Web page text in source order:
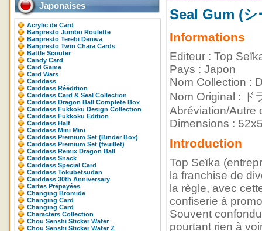
Japonaises
Acrylic de Card
Banpresto Jumbo Roulette
Banpresto Terebi Denwa
Banpresto Twin Chara Cards
Battle Scouter
Candy Card
Card Game
Card Wars
Carddass
Carddass Réédition
Carddass Card & Seal Collection
Carddass Dragon Ball Complete Box
Carddass Fukkoku Design Collection
Carddass Fukkoku Edition
Carddass Half
Carddass Mini Mini
Carddass Premium Set (Binder Box)
Carddass Premium Set (feuillet)
Carddass Remix Dragon Ball
Carddass Snack
Carddass Special Card
Carddass Tokubetsudan
Carddass 30th Anniversary
Cartes Prépayées
Changing Bromide
Changing Card
Changing Card
Characters Collection
Chou Senshi Sticker Wafer
Chou Senshi Sticker Wafer Z
Seal Gum (シ
Informations
Editeur : Top
Pays : Japon
Nom Collection :
Nom Original : ド
Abréviation/Autre
Dimensions :
Introduction
Top Seïka
la franchise de
la règle, avec
confiserie à
Souvent
pourtant rien à